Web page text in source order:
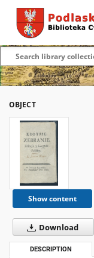
OBJECT
Show content
Download
DESCRIPTION